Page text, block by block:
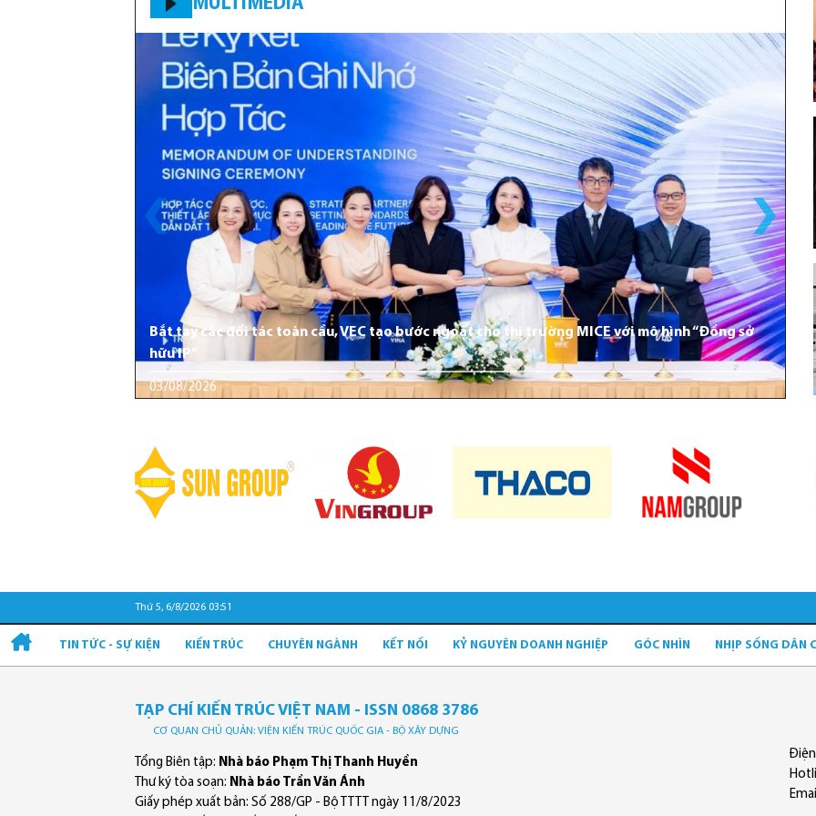
MULTIMEDIA
Bắt tay các đối tác toàn cầu, VEC tạo bước ngoặt cho thị trường MICE với mô hình “Đồng sở
hữu IP”
03/08/2026
Thứ 5, 6/8/2026 03:51
TIN TỨC - SỰ KIỆN KIẾN TRÚC CHUYÊN NGÀNH KẾT NỐI KỶ NGUYÊN DOANH NGHIỆP GÓC NHÌN NHỊP SỐNG DÂN
TẠP CHÍ KIẾN TRÚC VIỆT NAM - ISSN 0868 3786
CƠ QUAN CHỦ QUẢN: VIỆN KIẾN TRÚC QUỐC GIA - BỘ XÂY DỰNG
Tổng Biên tập: Nhà báo Phạm Thị Thanh Huyền
Thư ký tòa soạn: Nhà báo Trần Văn Ánh
Giấy phép xuất bản: Số 288/GP - Bộ TTTT ngày 11/8/2023